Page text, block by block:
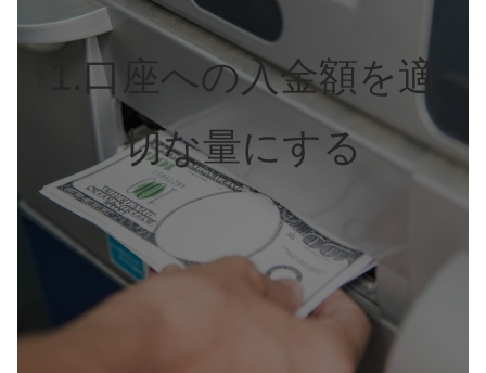
1.口座への入金額を適
切な量にする